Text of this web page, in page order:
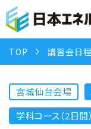
TOP 講習会日程
宮城仙台会場
学科コース（2日間）